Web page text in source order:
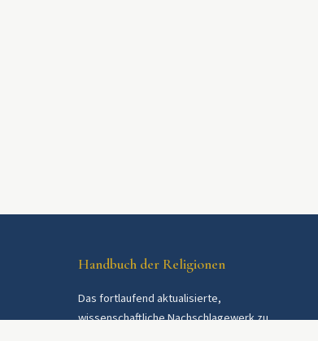
Handbuch der Religionen
Das fortlaufend aktualisierte,
wissenschaftliche Nachschlagewerk zu